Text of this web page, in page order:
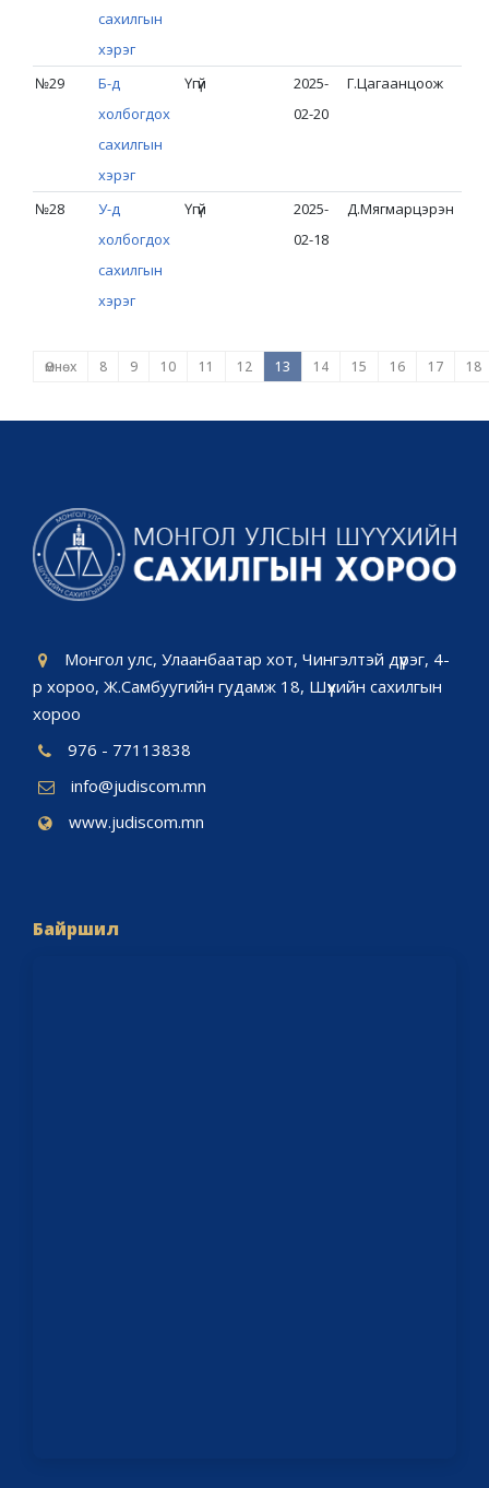
сахилгын
хэрэг
№29
Б-д
холбогдох
сахилгын
хэрэг
Үгүй
2025-
02-20
Г.Цагаанцоож
№28
У-д
холбогдох
сахилгын
хэрэг
Үгүй
2025-
02-18
Д.Мягмарцэрэн
Өмнөх 8 9 10 11 12 13 14 15 16 17 18
Монгол улс, Улаанбаатар хот, Чингэлтэй дүүрэг, 4-
р хороо, Ж.Самбуугийн гудамж 18, Шүүхийн сахилгын
хороо
976 - 77113838
info@judiscom.mn
www.judiscom.mn
Байршил